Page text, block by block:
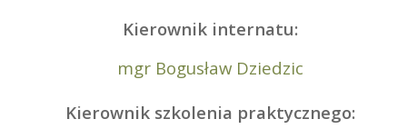
Kierownik internatu:
mgr Bogusław Dziedzic
Kierownik szkolenia praktycznego: